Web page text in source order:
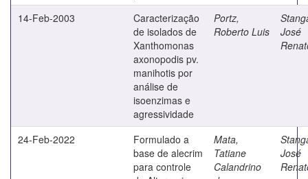
14-Feb-2003
Caracterização
de isolados de
Xanthomonas
axonopodis pv.
manihotis por
análise de
isoenzimas e
agressividade
Portz,
Roberto Luis
José
24-Feb-2022
Formulado a
base de alecrim
para controle
Mata,
Tatiane
Calandrino
José